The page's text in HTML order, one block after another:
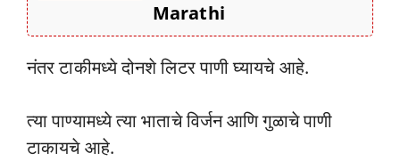
Marathi
नंतर टाकीमध्ये दोनशे लिटर पाणी घ्यायचे आहे.
त्या पाण्यामध्ये त्या भाताचे विर्जन आणि गुळाचे पाणी
टाकायचे आहे.